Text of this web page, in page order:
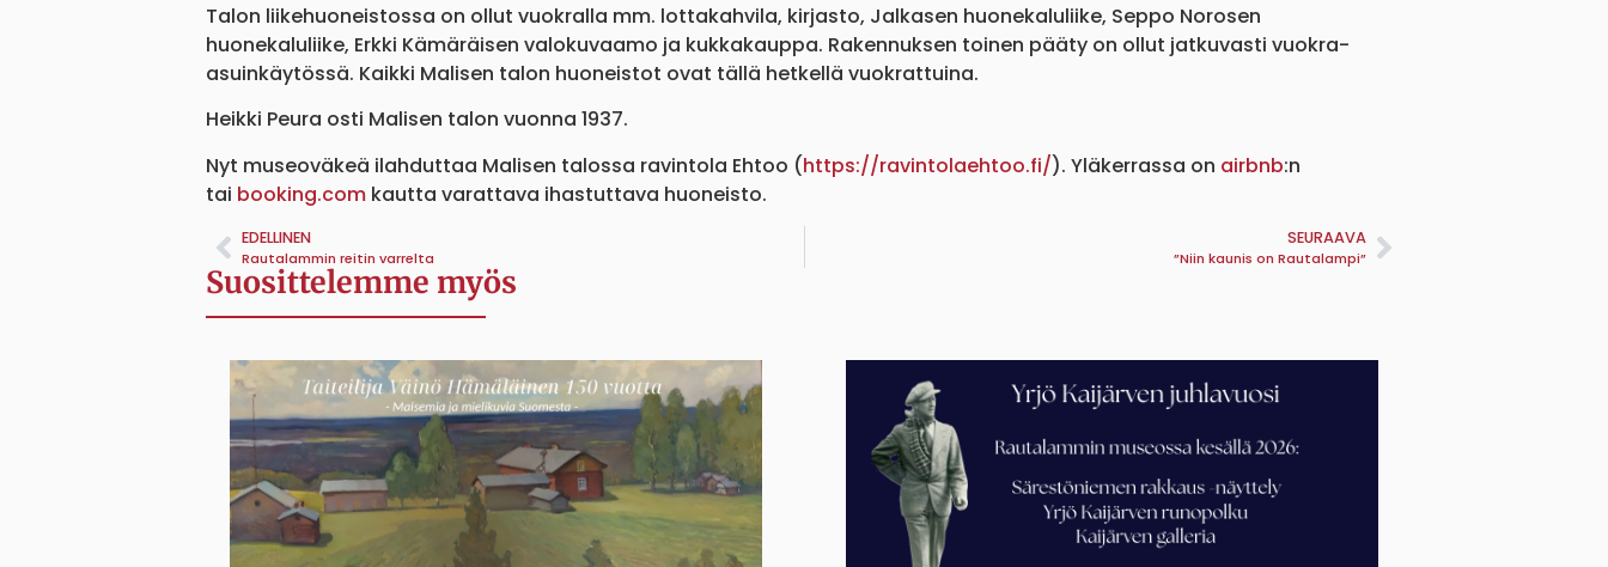
Talon liikehuoneistossa on ollut vuokralla mm. lottakahvila, kirjasto, Jalkasen huonekaluliike, Seppo Norosen
huonekaluliike, Erkki Kämäräisen valokuvaamo ja kukkakauppa. Rakennuksen toinen pääty on ollut jatkuvasti vuokra-
asuinkäytössä. Kaikki Malisen talon huoneistot ovat tällä hetkellä vuokrattuina.
Heikki Peura osti Malisen talon vuonna 1937.
Nyt museoväkeä ilahduttaa Malisen talossa ravintola Ehtoo (https://ravintolaehtoo.fi/). Yläkerrassa on airbnb:n
tai booking.com kautta varattava ihastuttava huoneisto.
EDELLINEN
Rautalammin reitin varrelta
SEURAAVA
”Niin kaunis on Rautalampi”
Suosittelemme myös